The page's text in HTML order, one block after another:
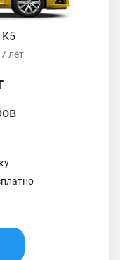
K5
лет